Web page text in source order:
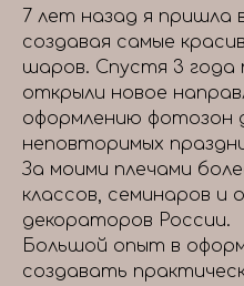
7 лет назад я пришла
создавая самые
шаров. Спустя 3 года
открыли новое
оформлению фотозон
неповторимых
За моими плечами
классов, семинаров и
декораторов России.
Большой опыт в
создавать